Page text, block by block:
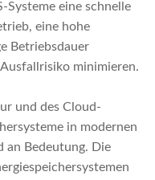
Systeme eine schnelle
eine hohe
Betriebsdauer
minimieren.
und des Cloud-
in modernen
an Bedeutung. Die